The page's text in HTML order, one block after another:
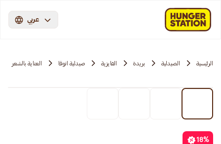
عربي
الرئيسية الصيدلية بريدة الفايزية صيدلية انوفا العناية بالشعر
18%